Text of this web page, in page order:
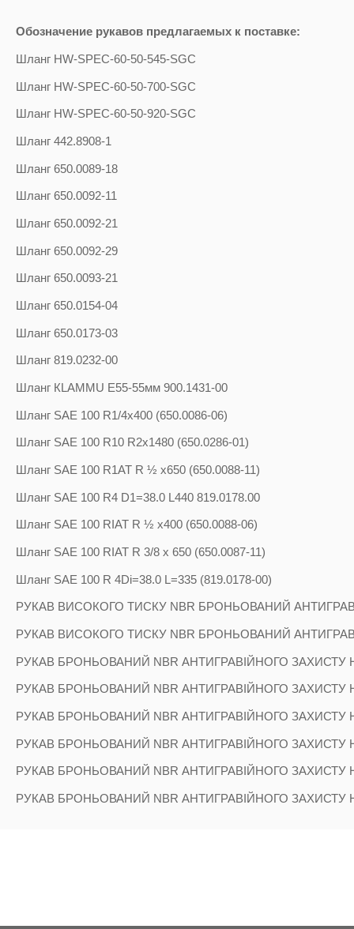
Обозначение рукавов предлагаемых к поставке:
Шланг HW-SPEC-60-50-545-SGC
Шланг HW-SPEC-60-50-700-SGC
Шланг HW-SPEC-60-50-920-SGC
Шланг 442.8908-1
Шланг 650.0089-18
Шланг 650.0092-11
Шланг 650.0092-21
Шланг 650.0092-29
Шланг 650.0093-21
Шланг 650.0154-04
Шланг 650.0173-03
Шланг 819.0232-00
Шланг КLAMMU E55-55мм 900.1431-00
Шланг SAE 100 R1/4х400 (650.0086-06)
Шланг SAE 100 R10 R2х1480 (650.0286-01)
Шланг SAE 100 R1AT R ½ х650 (650.0088-11)
Шланг SAE 100 R4 D1=38.0 L440 819.0178.00
Шланг SAE 100 RIAT R ½ х400 (650.0088-06)
Шланг SAE 100 RIAT R 3/8 х 650 (650.0087-11)
Шланг SAE 100 R 4Di=38.0 L=335 (819.0178-00)
РУКАВ ВИСОКОГО ТИСКУ NBR БРОНЬОВАНИЙ
РУКАВ ВИСОКОГО ТИСКУ NBR БРОНЬОВАНИЙ
РУКАВ БРОНЬОВАНИЙ NBR АНТИГРАВІЙНОГО ЗАХИСТУ
РУКАВ БРОНЬОВАНИЙ NBR АНТИГРАВІЙНОГО ЗАХИСТУ
РУКАВ БРОНЬОВАНИЙ NBR АНТИГРАВІЙНОГО ЗАХИСТУ
РУКАВ БРОНЬОВАНИЙ NBR АНТИГРАВІЙНОГО ЗАХИСТУ
РУКАВ БРОНЬОВАНИЙ NBR АНТИГРАВІЙНОГО ЗАХИСТУ
РУКАВ БРОНЬОВАНИЙ NBR АНТИГРАВІЙНОГО ЗАХИСТУ